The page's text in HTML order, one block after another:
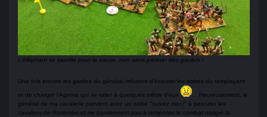
L'éléphant se sacrifie pour la cause, non sans piétiner des gaulois !
Une fois encore les gardes du général refusent d'écouter les ordres du remplaçant
et de charger l'Agema qui se ralier à quelques mètre d'eux
....Heureusement, le
général de ma cavalerie parvient avec un ordre "suivez moi !"à percuter les
cavaliers de Ptolémée et ne parviennent pas à remporter le combat malgré la